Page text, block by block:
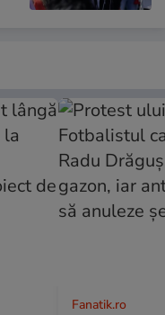
Fanatik.ro